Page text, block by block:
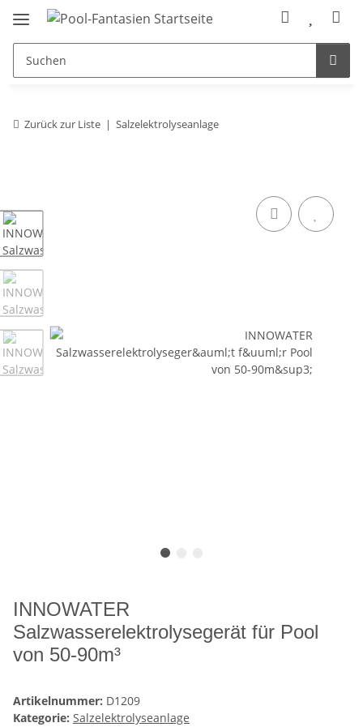
Zurück zur Liste Salzelektrolyseanlage
INNOWATER
Salzwasserelektrolysegerät für Pool
von 50-90m³
Artikelnummer: D1209
Kategorie: Salzelektrolyseanlage